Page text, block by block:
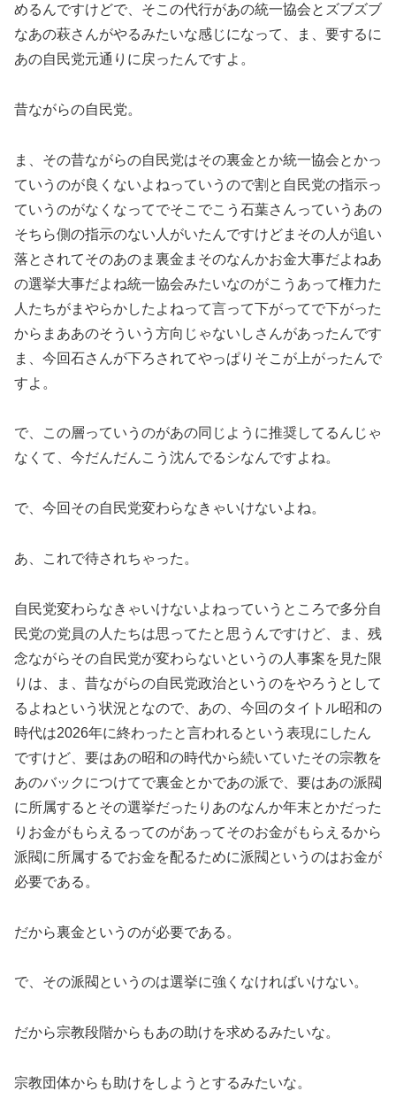
めるんですけどで、そこの代行があの統一協会とズブズブ
なあの萩さんがやるみたいな感じになって、ま、要するに
あの自民党元通りに戻ったんですよ。
昔ながらの自民党。
ま、その昔ながらの自民党はその裏金とか統一協会とかっ
ていうのが良くないよねっていうので割と自民党の指示っ
ていうのがなくなってでそこでこう石葉さんっていうあの
そちら側の指示のない人がいたんですけどまその人が追い
落とされてそのあのま裏金まそのなんかお金大事だよねあ
の選挙大事だよね統一協会みたいなのがこうあって権力た
人たちがまやらかしたよねって言って下がってで下がった
からまああのそういう方向じゃないしさんがあったんです
ま、今回石さんが下ろされてやっぱりそこが上がったんで
すよ。
で、この層っていうのがあの同じように推奨してるんじゃ
なくて、今だんだんこう沈んでるシなんですよね。
で、今回その自民党変わらなきゃいけないよね。
あ、これで待されちゃった。
自民党変わらなきゃいけないよねっていうところで多分自
民党の党員の人たちは思ってたと思うんですけど、ま、残
念ながらその自民党が変わらないというの人事案を見た限
りは、ま、昔ながらの自民党政治というのをやろうとして
るよねという状況となので、あの、今回のタイトル昭和の
時代は2026年に終わったと言われるという表現にしたん
ですけど、要はあの昭和の時代から続いていたその宗教を
あのバックにつけてで裏金とかであの派で、要はあの派閥
に所属するとその選挙だったりあのなんか年末とかだった
りお金がもらえるってのがあってそのお金がもらえるから
派閥に所属するでお金を配るために派閥というのはお金が
必要である。
だから裏金というのが必要である。
で、その派閥というのは選挙に強くなければいけない。
だから宗教段階からもあの助けを求めるみたいな。
宗教団体からも助けをしようとするみたいな。